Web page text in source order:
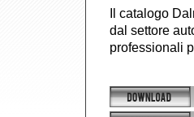
Il catalogo
dal settore
professionali